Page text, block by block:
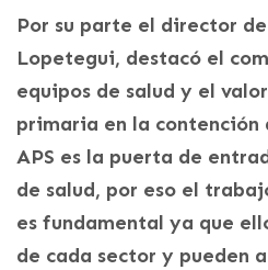
Por su parte el director del
Lopetegui, destacó el
equipos de salud y el
primaria en la contención
APS es la puerta de
de salud, por eso el
es fundamental ya que
de cada sector y pueden